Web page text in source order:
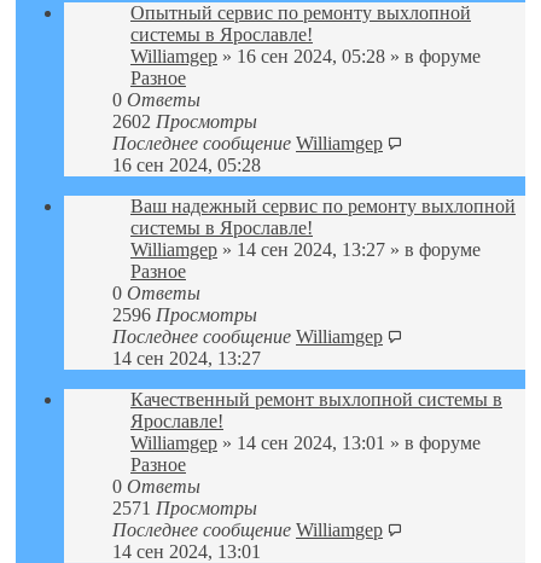
Опытный сервис по ремонту выхлопной
системы в Ярославле!
Williamgep » 16 сен 2024, 05:28 » в форуме
Разное
0 Ответы
2602 Просмотры
Последнее сообщение Williamgep
16 сен 2024, 05:28
Ваш надежный сервис по ремонту выхлопной
системы в Ярославле!
Williamgep » 14 сен 2024, 13:27 » в форуме
Разное
0 Ответы
2596 Просмотры
Последнее сообщение Williamgep
14 сен 2024, 13:27
Качественный ремонт выхлопной системы в
Ярославле!
Williamgep » 14 сен 2024, 13:01 » в форуме
Разное
0 Ответы
2571 Просмотры
Последнее сообщение Williamgep
14 сен 2024, 13:01